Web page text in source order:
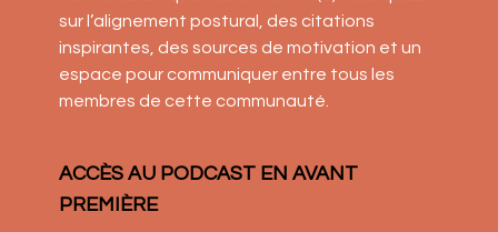
sur l’alignement postural, des citations
inspirantes, des sources de motivation et un
espace pour communiquer entre tous les
membres de cette communauté.
ACCÈS AU PODCAST EN AVANT
PREMIÈRE